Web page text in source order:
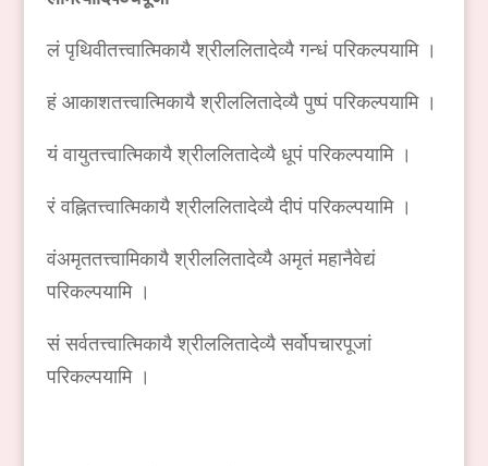
लं पृथिवीतत्त्वात्मिकायै श्रीललितादेव्यै गन्धं परिकल्पयामि ।
हं आकाशतत्त्वात्मिकायै श्रीललितादेव्यै पुष्पं परिकल्पयामि ।
यं वायुतत्त्वात्मिकायै श्रीललितादेव्यै धूपं परिकल्पयामि ।
रं वह्नितत्त्वात्मिकायै श्रीललितादेव्यै दीपं परिकल्पयामि ।
वंअमृततत्त्वामिकायै श्रीललितादेव्यै अमृतं महानैवेद्यं
परिकल्पयामि ।
सं सर्वतत्त्वात्मिकायै श्रीललितादेव्यै सर्वोपचारपूजां
परिकल्पयामि ।